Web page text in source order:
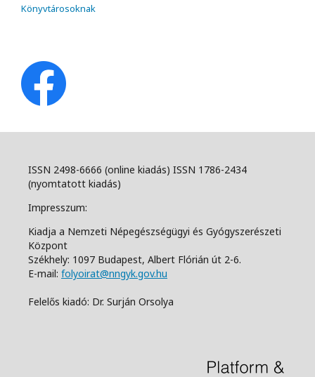
Könyvtárosoknak
ISSN 2498-6666 (online kiadás) ISSN 1786-2434
(nyomtatott kiadás)
Impresszum:
Kiadja a Nemzeti Népegészségügyi és Gyógyszerészeti
Központ
Székhely: 1097 Budapest, Albert Flórián út 2-6.
E-mail: folyoirat@nngyk.gov.hu
Felelős kiadó: Dr. Surján Orsolya